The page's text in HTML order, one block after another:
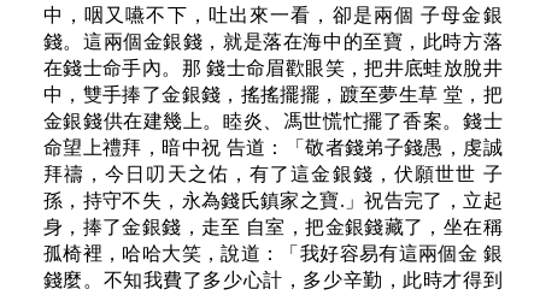
中，咽又嚥不下，吐出來一看，卻是兩個 子母金銀
錢。這兩個金銀錢，就是落在海中的至寶，此時方落
在錢士命手內。那 錢士命眉歡眼笑，把井底蛙放脫井
中，雙手捧了金銀錢，搖搖擺擺，踱至夢生草 堂，把
金銀錢供在建幾上。睦炎、馮世慌忙擺了香案。錢士
命望上禮拜，暗中祝 告道：「敬者錢弟子錢愚，虔誠
拜禱，今日叨天之佑，有了這金銀錢，伏願世世 子
孫，持守不失，永為錢氏鎮家之寶.」祝告完了，立起
身，捧了金銀錢，走至 自室，把金銀錢藏了，坐在稱
孤椅裡，哈哈大笑，說道：「我好容易有這兩個金 銀
錢麼。不知我費了多少心計，多少辛勤，此時才得到